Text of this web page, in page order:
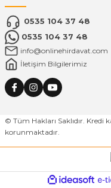
0535 104 37 48
0535 104 37 48
info@onlinehirdavat.com
İletişim Bilgilerimiz
© Tüm Hakları Saklıdır. Kredi
korunmaktadır.